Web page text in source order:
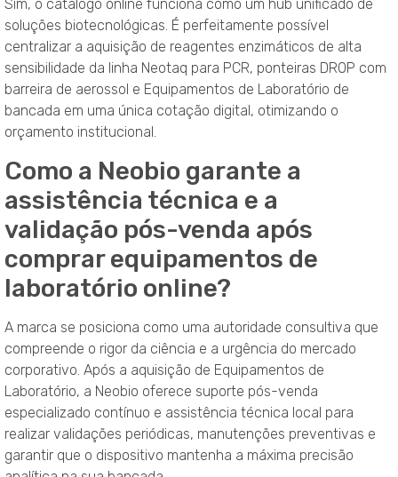
Sim, o catálogo online funciona como um hub unificado de
soluções biotecnológicas. É perfeitamente possível
centralizar a aquisição de reagentes enzimáticos de alta
sensibilidade da linha Neotaq para PCR, ponteiras DROP com
barreira de aerossol e Equipamentos de Laboratório de
bancada em uma única cotação digital, otimizando o
orçamento institucional.
Como a Neobio garante a
assistência técnica e a
validação pós-venda após
comprar equipamentos de
laboratório online?
A marca se posiciona como uma autoridade consultiva que
compreende o rigor da ciência e a urgência do mercado
corporativo. Após a aquisição de Equipamentos de
Laboratório, a Neobio oferece suporte pós-venda
especializado contínuo e assistência técnica local para
realizar validações periódicas, manutenções preventivas e
garantir que o dispositivo mantenha a máxima precisão